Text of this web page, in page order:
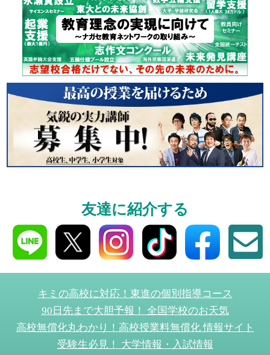
1日体験
高3生・高2生・高1生対
東進の実力講師陣
導を今すぐ体験!!
高3生・高2生・高1生と
受験や高校の成績
ください！
資料請求
高3生・高2生・高1生対
友達に紹介する
キミの高校に対応！東進の個別指導コース
90日先まで大胆予報！ 全国学校のお天気
高校無償化丸わかり！高校授業料無償化 情報サイト
受験生必見！ 大学情報・入試情報